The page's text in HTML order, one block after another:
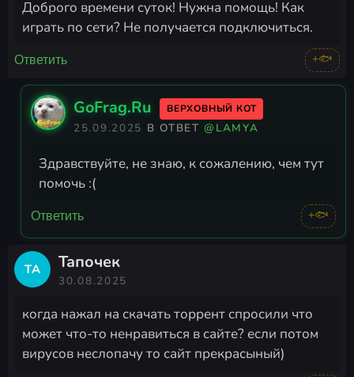
Доброго времени суток! Нужна помощь! Как
играть по сети? Не получается подключиться.
Ответить +🐟
GoFrag.Ru ВЕРХОВНЫЙ КОТ
25.09.2025 В ОТВЕТ@LAMYA
Здравствуйте, не знаю, к сожалению, чем тут
помочь :(
Ответить +🐟
ТА Тапочек
30.08.2025
когда нажал на скачать торрент спросили что
может что-то ненравиться в сайте? если потом
вирусов неслопачу то сайт прекрасыный)